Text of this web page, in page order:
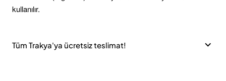
kullanılır.
Tüm Trakya'ya ücretsiz teslimat!